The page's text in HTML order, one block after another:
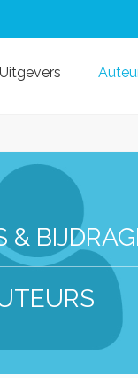
Uitgevers
&